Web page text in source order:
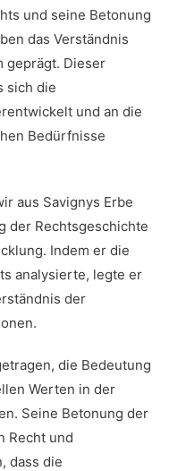
und seine Betonung
das Verständnis
geprägt. Dieser
sich die
und an die
Bedürfnisse
aus Savignys Erbe
der Rechtsgeschichte
‌Indem er⁣ die
analysierte,⁣ legte er⁣
‌der
die Bedeutung
Werten⁤ in der
Seine Betonung⁤ der
Recht und
dass die‌